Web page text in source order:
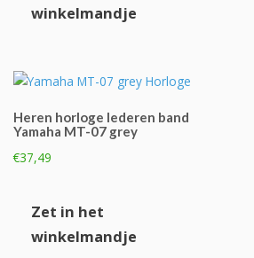
winkelmandje
Heren horloge lederen band
Yamaha MT-07 grey
€37,49
Zet in het
winkelmandje